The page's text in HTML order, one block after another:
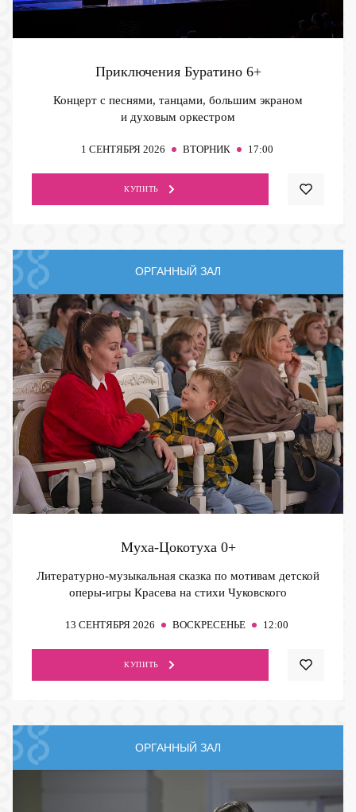
Приключения Буратино 6+
Концерт с песнями, танцами, большим экраном
и духовым оркестром
1 СЕНТЯБРЯ 2026 ВТОРНИК 17:00
КУПИТЬ
ОРГАННЫЙ ЗАЛ
Муха-Цокотуха 0+
Литературно-музыкальная сказка по мотивам детской
оперы-игры Красева на стихи Чуковского
13 СЕНТЯБРЯ 2026 ВОСКРЕСЕНЬЕ 12:00
КУПИТЬ
ОРГАННЫЙ ЗАЛ